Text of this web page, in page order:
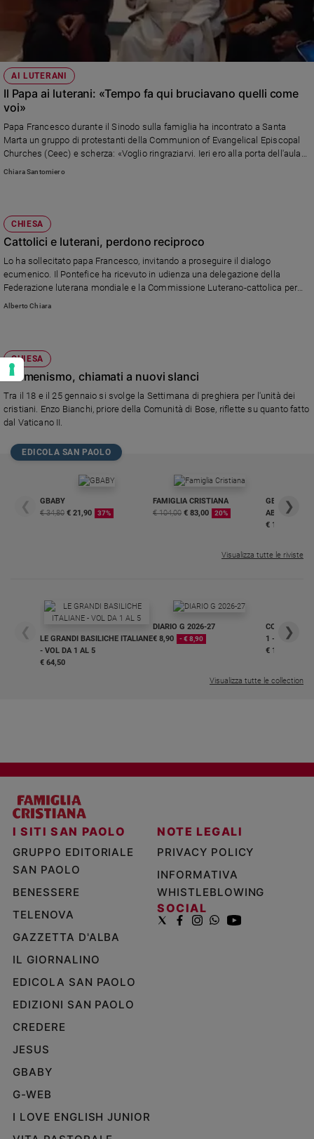
AI LUTERANI
Il Papa ai luterani: «Tempo fa qui bruciavano quelli come
voi»
Papa Francesco durante il Sinodo sulla famiglia ha incontrato a Santa
Marta un gruppo di protestanti della Communion of Evangelical Episcopal
Churches (Ceec) e scherza: «Voglio ringraziarvi. Ieri ero alla porta dell'aula
del sinodo con un vescovo luterano. Ho detto: lei ha coraggio, in altri tempi i
Chiara Santomiero
CHIESA
Cattolici e luterani, perdono reciproco
Lo ha sollecitato papa Francesco, invitando a proseguire il dialogo
ecumenico. Il Pontefice ha ricevuto in udienza una delegazione della
Federazione luterana mondiale e la Commissione Luterano-cattolica per
l'unità.
Alberto Chiara
CHIESA
Ecumenismo, chiamati a nuovi slanci
Tra il 18 e il 25 gennaio si svolge la Settimana di preghiera per l'unità dei
cristiani. Enzo Bianchi, priore della Comunità di Bose, riflette su quanto fatto
dal Vaticano II.
EDICOLA SAN PAOLO
❮
GBABY
€ 34,80 € 21,90 37%
FAMIGLIA CRISTIANA
€ 104,00 € 83,00 20%
GBABY
€ 16,99
❯
Visualizza tutte le riviste
❮
LE GRANDI BASILICHE ITALIANE
- VOL DA 1 AL 5
€ 64,50
DIARIO G 2026-27
€ 8,90
- € 8,90
COLLANA
1 - 2
€ 18,50
❯
Visualizza tutte le collection
I SITI SAN PAOLO
GRUPPO EDITORIALE
SAN PAOLO
BENESSERE
TELENOVA
GAZZETTA D'ALBA
IL GIORNALINO
EDICOLA SAN PAOLO
EDIZIONI SAN PAOLO
CREDERE
JESUS
GBABY
G-WEB
I LOVE ENGLISH JUNIOR
NOTE LEGALI
PRIVACY POLICY
INFORMATIVA
WHISTLEBLOWING
SOCIAL